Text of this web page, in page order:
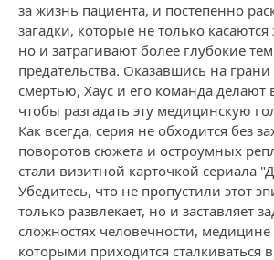
за жизнь пациента, и постепенно
загадки, которые не только
но и затрагивают более глубокие
предательства. Оказавшись на
смертью, Хаус и его команда делают
чтобы разгадать эту медицинскую
Как всегда, серия не обходится без
поворотов сюжета и остроумных
стали визитной карточкой сериала
Убедитесь, что не пропустили этот
только развлекает, но и заставляет
сложностях человечности,
которыми приходится сталкиваться